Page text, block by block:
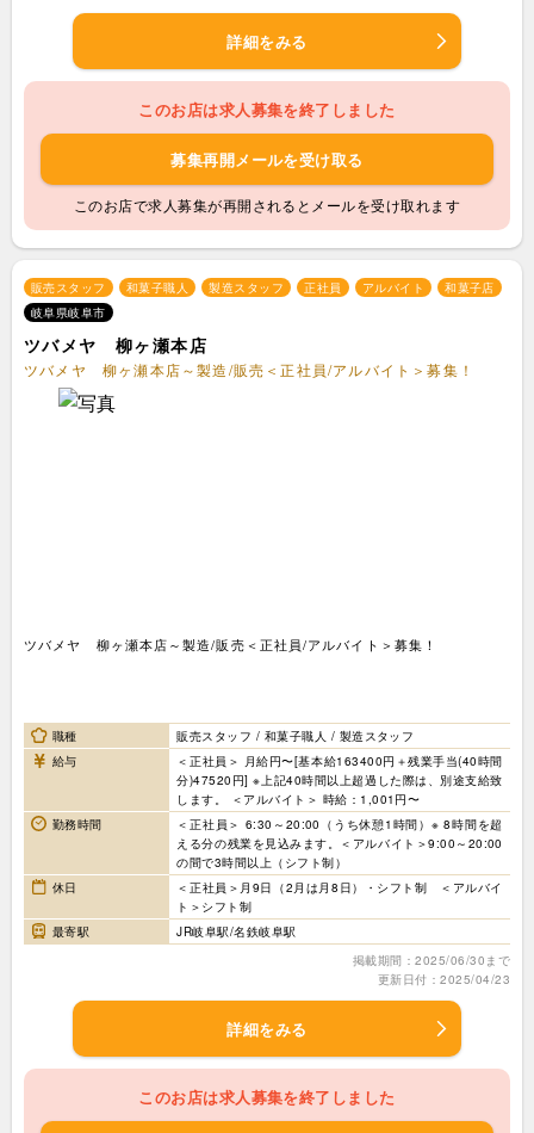
詳細をみる
このお店は求人募集を終了しました
募集再開メールを受け取る
このお店で求人募集が再開されるとメールを受け取れます
販売スタッフ 和菓子職人 製造スタッフ 正社員 アルバイト
和菓子店
岐阜県岐阜市
ツバメヤ 柳ヶ瀬本店
ツバメヤ 柳ヶ瀬本店～製造/販売＜正社員/アルバイト＞募集！
ツバメヤ 柳ヶ瀬本店～製造/販売＜正社員/アルバイト＞募集！
職種
販売スタッフ / 和菓子職人 / 製造スタッフ
給与
＜正社員＞ 月給円〜[基本給163400円＋残業手当(40時間
分)47520円] ※上記40時間以上超過した際は、別途支給致
します。 ＜アルバイト＞ 時給：1,001円〜
勤務時間
＜正社員＞ 6:30～20:00（うち休憩1時間）※ 8時間を超
える分の残業を見込みます。＜アルバイト＞9:00～20:00
の間で3時間以上（シフト制）
休日
＜正社員＞月9日（2月は月8日）・シフト制 ＜アルバイ
ト＞シフト制
最寄駅
JR岐阜駅/名鉄岐阜駅
掲載期間：2025/06/30まで
更新日付：2025/04/23
詳細をみる
このお店は求人募集を終了しました